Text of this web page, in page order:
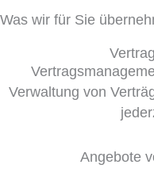
Was wir für Sie
Verwaltung von
Angebote